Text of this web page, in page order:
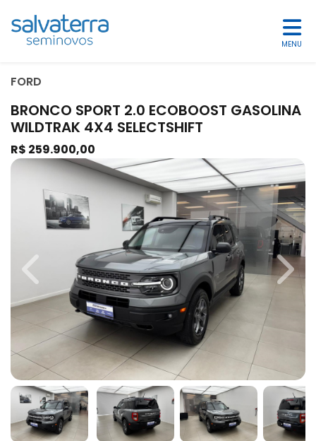
MENU
FORD
BRONCO SPORT 2.0 ECOBOOST GASOLINA
WILDTRAK 4X4 SELECTSHIFT
R$ 259.900,00
Previous Next